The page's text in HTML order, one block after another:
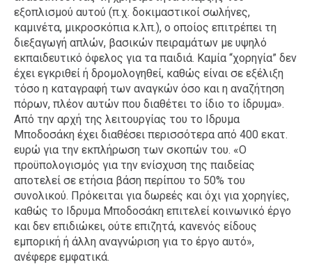
εξοπλισμού αυτού (π.χ. δοκιμαστικοί σωλήνες,
καμινέτα, μικροσκόπια κ.λπ.), ο οποίος επιτρέπει τη
διεξαγωγή απλών, βασικών πειραμάτων με υψηλό
εκπαιδευτικό όφελος για τα παιδιά. Καμία “χορηγία” δεν
έχει εγκριθεί ή δρομολογηθεί, καθώς είναι σε εξέλιξη
τόσο η καταγραφή των αναγκών όσο και η αναζήτηση
πόρων, πλέον αυτών που διαθέτει το ίδιο το ίδρυμα».
Από την αρχή της λειτουργίας του το Ιδρυμα
Μποδοσάκη έχει διαθέσει περισσότερα από 400 εκατ.
ευρώ για την εκπλήρωση των σκοπών του. «Ο
προϋπολογισμός για την ενίσχυση της παιδείας
αποτελεί σε ετήσια βάση περίπου το 50% του
συνολικού. Πρόκειται για δωρεές και όχι για χορηγίες,
καθώς το Ιδρυμα Μποδοσάκη επιτελεί κοινωνικό έργο
και δεν επιδιώκει, ούτε επιζητά, κανενός είδους
εμπορική ή άλλη αναγνώριση για το έργο αυτό»,
ανέφερε εμφατικά.